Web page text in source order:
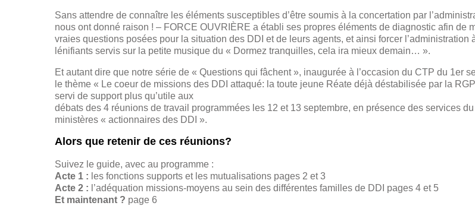
Sans attendre de connaître les éléments susceptibles d’être soumis à la concertation par
nous ont donné raison ! – FORCE OUVRIÈRE a établi ses propres éléments de diagnostic afin de
vraies questions posées pour la situation des DDI et de leurs agents, et ainsi forcer l’administration
lénifiants servis sur la petite musique du « Dormez tranquilles, cela ira mieux demain… ».
Et autant dire que notre série de « Questions qui fâchent », inaugurée à l’occasion du CTP du 1er
le thème « Le coeur de missions des DDI attaqué: la toute jeune Réate déjà déstabilisée par la
servi de support plus qu’utile aux
débats des 4 réunions de travail programmées les 12 et 13 septembre, en présence des services
ministères « actionnaires des DDI ».
Alors que retenir de ces réunions?
Suivez le guide, avec au programme :
Acte 1 : les fonctions supports et les mutualisations pages 2 et 3
Acte 2 : l’adéquation missions-moyens au sein des différentes familles de DDI pages 4 et 5
Et maintenant ? page 6